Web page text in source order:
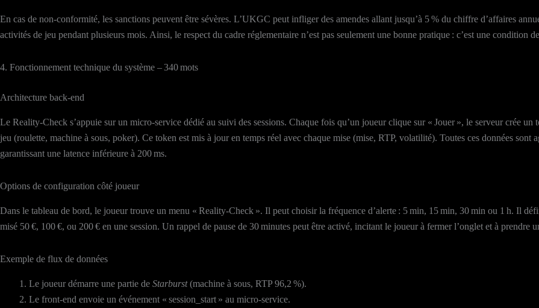
En cas de non‑conformité, les sanctions peuvent être sévères. L’UKGC peut infliger des amendes allant jusqu’à 5 % du chiffre d’affaires
activités de jeu pendant plusieurs mois. Ainsi, le respect du cadre réglementaire n’est pas seulement une bonne pratique : c’est une condition
4. Fonctionnement technique du système – 340 mots
Architecture back‑end
Le Reality‑Check s’appuie sur un micro‑service dédié au suivi des sessions. Chaque fois qu’un joueur clique sur « Jouer », le serveur crée
jeu (roulette, machine à sous, poker). Ce token est mis à jour en temps réel avec chaque mise (mise, RTP, volatilité). Toutes ces données sont
garantissant une latence inférieure à 200 ms.
Options de configuration côté joueur
Dans le tableau de bord, le joueur trouve un menu « Reality‑Check ». Il peut choisir la fréquence d’alerte : 5 min, 15 min, 30 min ou 1 h. Il
misé 50 €, 100 €, ou 200 € en une session. Un rappel de pause de 30 minutes peut être activé, incitant le joueur à fermer l’onglet et à prendre
Exemple de flux de données
Le joueur démarre une partie de Starburst(machine à sous, RTP 96,2 %).
Le front‑end envoie un événement « session_start » au micro‑service.